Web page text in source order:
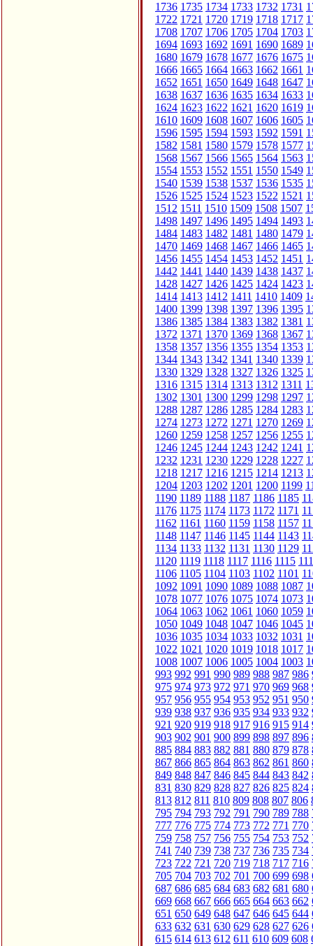
1736 1735 1734 1733 1732 1731
1722 1721 1720 1719 1718 1717
1708 1707 1706 1705 1704 1703
1694 1693 1692 1691 1690 1689
1680 1679 1678 1677 1676 1675
1666 1665 1664 1663 1662 1661
1652 1651 1650 1649 1648 1647
1638 1637 1636 1635 1634 1633
1624 1623 1622 1621 1620 1619
1610 1609 1608 1607 1606 1605
1596 1595 1594 1593 1592 1591
1582 1581 1580 1579 1578 1577
1568 1567 1566 1565 1564 1563
1554 1553 1552 1551 1550 1549
1540 1539 1538 1537 1536 1535
1526 1525 1524 1523 1522 1521
1512 1511 1510 1509 1508 1507
1498 1497 1496 1495 1494 1493
1484 1483 1482 1481 1480 1479
1470 1469 1468 1467 1466 1465
1456 1455 1454 1453 1452 1451
1442 1441 1440 1439 1438 1437
1428 1427 1426 1425 1424 1423
1414 1413 1412 1411 1410 1409
1400 1399 1398 1397 1396 1395
1386 1385 1384 1383 1382 1381
1372 1371 1370 1369 1368 1367
1358 1357 1356 1355 1354 1353
1344 1343 1342 1341 1340 1339
1330 1329 1328 1327 1326 1325
1316 1315 1314 1313 1312 1311
1302 1301 1300 1299 1298 1297
1288 1287 1286 1285 1284 1283
1274 1273 1272 1271 1270 1269
1260 1259 1258 1257 1256 1255
1246 1245 1244 1243 1242 1241
1232 1231 1230 1229 1228 1227
1218 1217 1216 1215 1214 1213
1204 1203 1202 1201 1200 1199
1190 1189 1188 1187 1186 1185
1176 1175 1174 1173 1172 1171
1162 1161 1160 1159 1158 1157
1148 1147 1146 1145 1144 1143
1134 1133 1132 1131 1130 1129
1120 1119 1118 1117 1116 1115
1106 1105 1104 1103 1102 1101
1092 1091 1090 1089 1088 1087
1078 1077 1076 1075 1074 1073
1064 1063 1062 1061 1060 1059
1050 1049 1048 1047 1046 1045
1036 1035 1034 1033 1032 1031
1022 1021 1020 1019 1018 1017
1008 1007 1006 1005 1004 1003
993 992 991 990 989 988 987 986
975 974 973 972 971 970 969 968
957 956 955 954 953 952 951 950
939 938 937 936 935 934 933 932
921 920 919 918 917 916 915 914
903 902 901 900 899 898 897 896
885 884 883 882 881 880 879 878
867 866 865 864 863 862 861 860
849 848 847 846 845 844 843 842
831 830 829 828 827 826 825 824
813 812 811 810 809 808 807 806
795 794 793 792 791 790 789 788
777 776 775 774 773 772 771 770
759 758 757 756 755 754 753 752
741 740 739 738 737 736 735 734
723 722 721 720 719 718 717 716
705 704 703 702 701 700 699 698
687 686 685 684 683 682 681 680
669 668 667 666 665 664 663 662
651 650 649 648 647 646 645 644
633 632 631 630 629 628 627 626
615 614 613 612 611 610 609 608